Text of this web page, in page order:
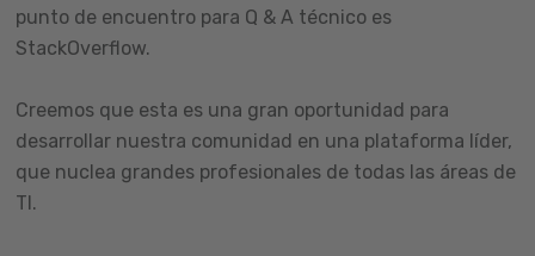
punto de encuentro para Q & A técnico es
StackOverflow.
Creemos que esta es una gran oportunidad para
desarrollar nuestra comunidad en una plataforma líder,
que nuclea grandes profesionales de todas las áreas de
TI.